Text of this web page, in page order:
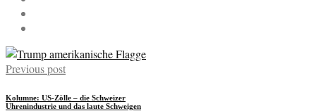
Previous post
Kolumne: US-Zölle – die Schweizer
Uhrenindustrie und das laute Schweigen